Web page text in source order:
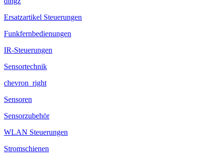
Ersatzartikel Steuerungen
Funkfernbedienungen
IR-Steuerungen
Sensortechnik
chevron_right
Sensoren
Sensorzubehör
WLAN Steuerungen
Stromschienen